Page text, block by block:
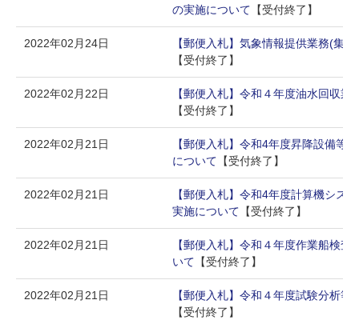
の実施について 【受付終了】
2022年02月24日
【郵便入札】気象情報提供業務(集
【受付終了】
2022年02月22日
【郵便入札】令和４年度油水回収業
【受付終了】
2022年02月21日
【郵便入札】令和4年度昇降設備等
について 【受付終了】
2022年02月21日
【郵便入札】令和4年度計算機シス
実施について 【受付終了】
2022年02月21日
【郵便入札】令和４年度作業船検
いて 【受付終了】
2022年02月21日
【郵便入札】令和４年度試験分析
【受付終了】